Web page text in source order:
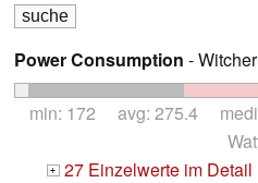
Power Consumption -
min: 172 avg: 275.4
+ 27 Einzelwerte im Detail